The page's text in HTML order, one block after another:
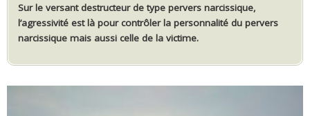
Sur le versant destructeur de type pervers narcissique,
l’agressivité est là pour contrôler la personnalité du pervers
narcissique mais aussi celle de la victime.